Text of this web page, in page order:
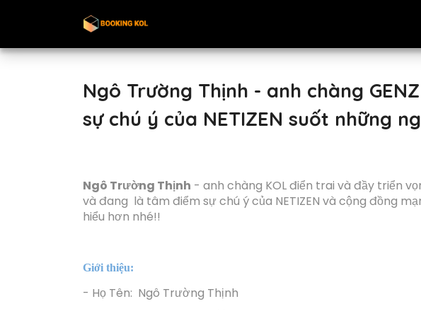
Ngô Trường Thịnh - anh chàng
sự chú ý của NETIZEN suốt những
Ngô Trường Thịnh - anh chàng KOL điển trai và đầy triển
và đang là tâm điểm sự chú ý của NETIZEN và cộng đồng
hiểu hơn nhé!!
Giới thiệu:
- Họ Tên: Ngô Trường Thịnh